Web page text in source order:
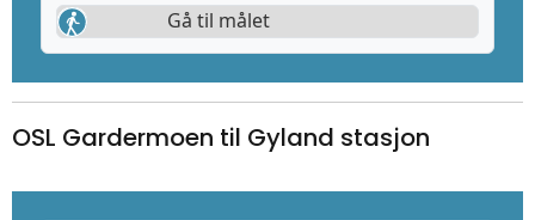
Gå til målet
OSL Gardermoen til Gyland stasjon